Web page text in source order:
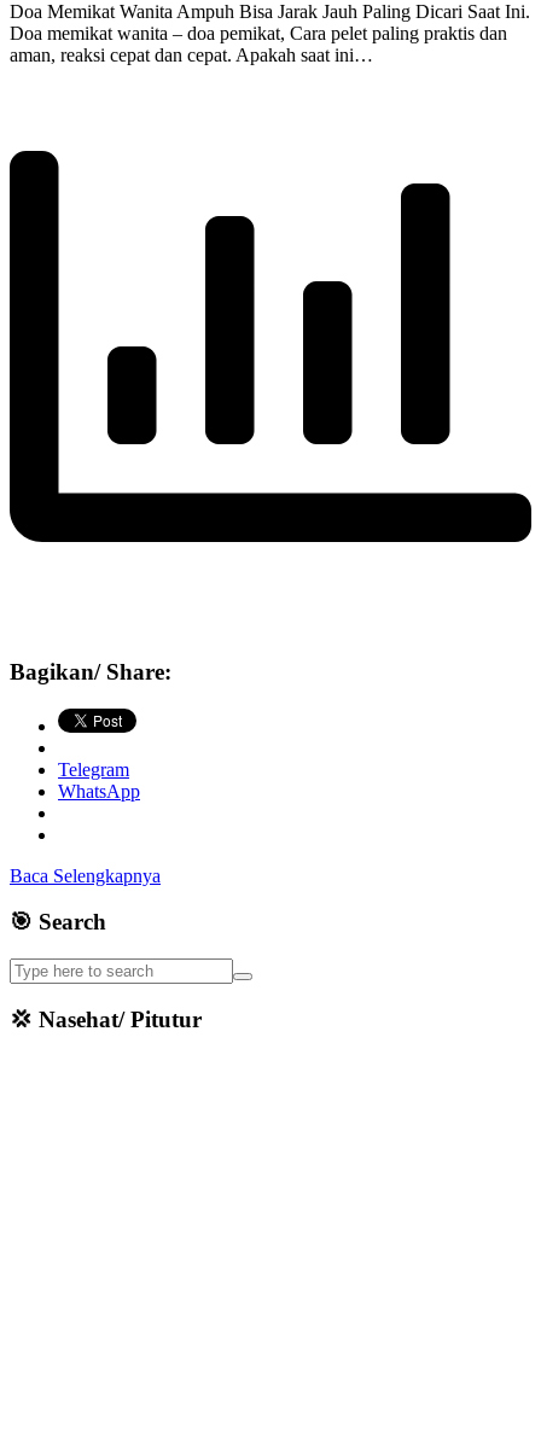
Doa Memikat Wanita Ampuh Bisa Jarak Jauh Paling Dicari Saat Ini.
Doa memikat wanita – doa pemikat, Cara pelet paling praktis dan
aman, reaksi cepat dan cepat. ‎Apakah saat ini…
Bagikan/ Share:
Telegram
WhatsApp
Baca Selengkapnya
🎯 Search
💢 Nasehat/ Pitutur